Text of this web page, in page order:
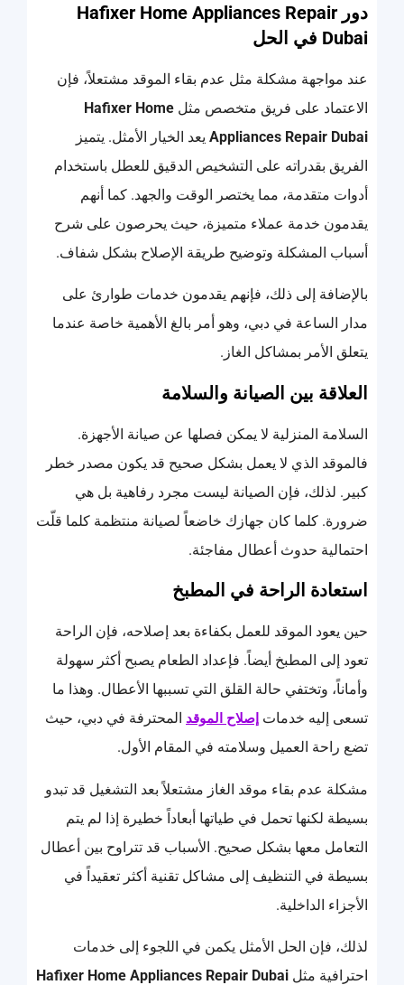
دور Hafixer Home Appliances Repair
Dubai في الحل
عند مواجهة مشكلة مثل عدم بقاء الموقد مشتعلاً، فإن
الاعتماد على فريق متخصص مثل Hafixer Home
Appliances Repair Dubai يعد الخيار الأمثل. يتميز
الفريق بقدراته على التشخيص الدقيق للعطل باستخدام
أدوات متقدمة، مما يختصر الوقت والجهد. كما أنهم
يقدمون خدمة عملاء متميزة، حيث يحرصون على شرح
أسباب المشكلة وتوضيح طريقة الإصلاح بشكل شفاف.
بالإضافة إلى ذلك، فإنهم يقدمون خدمات طوارئ على
مدار الساعة في دبي، وهو أمر بالغ الأهمية خاصة عندما
يتعلق الأمر بمشاكل الغاز.
العلاقة بين الصيانة والسلامة
السلامة المنزلية لا يمكن فصلها عن صيانة الأجهزة.
فالموقد الذي لا يعمل بشكل صحيح قد يكون مصدر خطر
كبير. لذلك، فإن الصيانة ليست مجرد رفاهية بل هي
ضرورة. كلما كان جهازك خاضعاً لصيانة منتظمة كلما قلّت
احتمالية حدوث أعطال مفاجئة.
استعادة الراحة في المطبخ
حين يعود الموقد للعمل بكفاءة بعد إصلاحه، فإن الراحة
تعود إلى المطبخ أيضاً. فإعداد الطعام يصبح أكثر سهولة
وأماناً، وتختفي حالة القلق التي تسببها الأعطال. وهذا ما
تسعى إليه خدمات إصلاح الموقد المحترفة في دبي، حيث
تضع راحة العميل وسلامته في المقام الأول.
مشكلة عدم بقاء موقد الغاز مشتعلاً بعد التشغيل قد تبدو
بسيطة لكنها تحمل في طياتها أبعاداً خطيرة إذا لم يتم
التعامل معها بشكل صحيح. الأسباب قد تتراوح بين أعطال
بسيطة في التنظيف إلى مشاكل تقنية أكثر تعقيداً في
الأجزاء الداخلية.
لذلك، فإن الحل الأمثل يكمن في اللجوء إلى خدمات
احترافية مثل Hafixer Home Appliances Repair Dubai